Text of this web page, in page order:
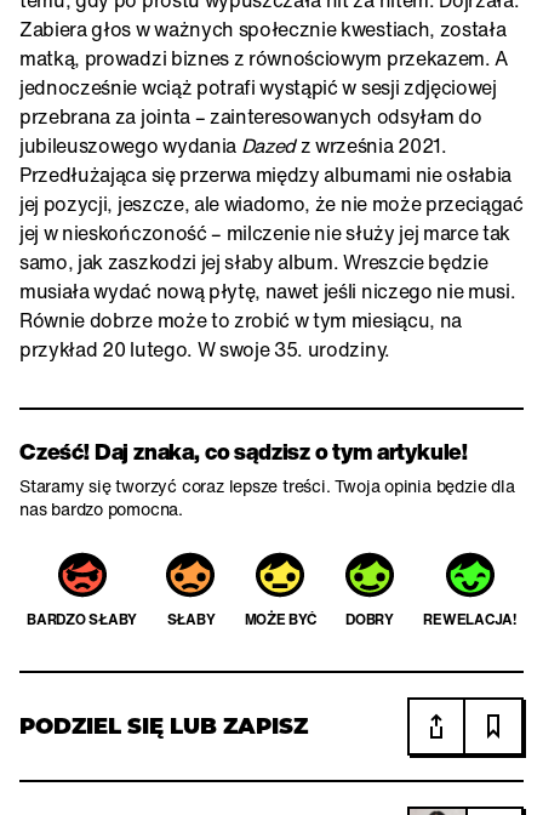
Zabiera głos w ważnych społecznie kwestiach, została
matką, prowadzi biznes z równościowym przekazem. A
jednocześnie wciąż potrafi wystąpić w sesji zdjęciowej
przebrana za jointa – zainteresowanych odsyłam do
jubileuszowego wydania Dazedz września 2021.
Przedłużająca się przerwa między albumami nie osłabia
jej pozycji, jeszcze, ale wiadomo, że nie może przeciągać
jej w nieskończoność – milczenie nie służy jej marce tak
samo, jak zaszkodzi jej słaby album. Wreszcie będzie
musiała wydać nową płytę, nawet jeśli niczego nie musi.
Równie dobrze może to zrobić w tym miesiącu, na
przykład 20 lutego. W swoje 35. urodziny.
Cześć! Daj znaka, co sądzisz o tym artykule!
Staramy się tworzyć coraz lepsze treści. Twoja opinia będzie dla
nas bardzo pomocna.
BARDZO SŁABY SŁABY MOŻE BYĆ DOBRY REWELACJA!
PODZIEL SIĘ LUB ZAPISZ